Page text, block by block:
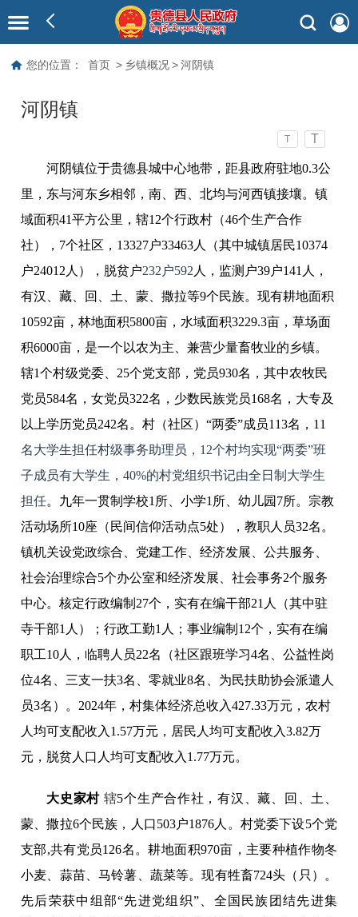
您的位置： 首页 > 乡镇概况 > 河阴镇
河阴镇
T T
河阴镇位于贵德县城中心地带，距县政府驻地0.3公
里，东与河东乡相邻，南、西、北均与河西镇接壤。镇
域面积41平方公里，辖12个行政村（46个生产合作
社），7个社区，13327户33463人（其中城镇居民10374
户24012人），脱贫户232户592 人，监测户39户141人，
有汉、藏、回、土、蒙、撒拉等9个民族。现有耕地面积
10592亩，林地面积5800亩，水域面积3229.3亩，草场面
积6000亩，是一个以农为主、兼营少量畜牧业的乡镇。
辖1个村级党委、25个党支部，党员930名，其中农牧民
党员584名，女党员322名，少数民族党员168名，大专及
以上学历党员242名。村（社区）“两委”成员113名，11
名大学生担任村级事务助理员，12个村均实现“两委”班
子成员有大学生，40%的村党组织书记由全日制大学生
担任。九年一贯制学校1所、小学1所、幼儿园7所。宗教
活动场所10座（民间信仰活动点5处），教职人员32名。
镇机关设党政综合、党建工作、经济发展、公共服务、
社会治理综合5个办公室和经济发展、社会事务2个服务
中心。核定行政编制27个，实有在编干部21人（其中驻
寺干部1人）；行政工勤1人；事业编制12个，实有在编
职工10人，临聘人员22名（社区跟班学习4名、公益性岗
位4名、三支一扶3名、零就业8名、为民扶助协会派遣人
员3名）。2024年，村集体经济总收入427.33万元，农村
人均可支配收入1.57万元，居民人均可支配收入3.82万
元，脱贫人口人均可支配收入1.77万元。
大史家村 辖5个生产合作社，有汉、藏、回、土、
蒙、撒拉6个民族，人口503户1876人。村党委下设5个党
支部,共有党员126名。耕地面积970亩，主要种植作物冬
小麦、蒜苗、马铃薯、蔬菜等。现有牲畜724头（只）。
先后荣获中组部“先进党组织”、全国民族团结先进集